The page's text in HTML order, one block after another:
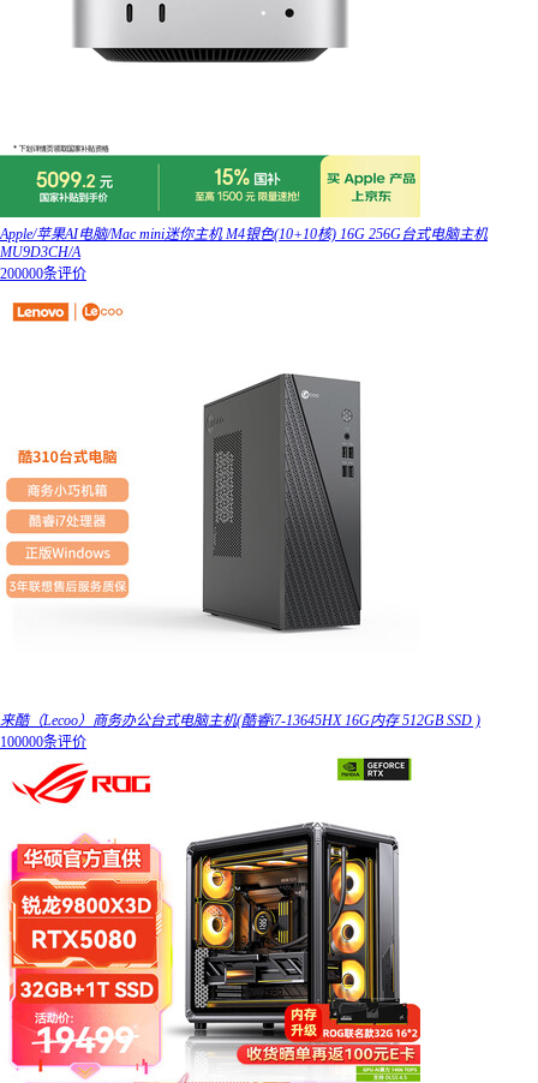
Apple/苹果AI电脑/Mac mini迷你主机 M4银色(10+10核) 16G 256G台式电脑主机
MU9D3CH/A
200000条评价
来酷（Lecoo）商务办公台式电脑主机(酷睿i7-13645HX 16G内存 512GB SSD )
100000条评价